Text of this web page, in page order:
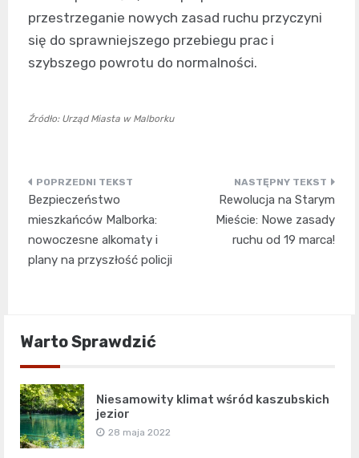
przestrzeganie nowych zasad ruchu przyczyni
się do sprawniejszego przebiegu prac i
szybszego powrotu do normalności.
Źródło: Urząd Miasta w Malborku
Nawigacja
wpisu
Bezpieczeństwo
mieszkańców Malborka:
nowoczesne alkomaty i
plany na przyszłość policji
Rewolucja na Starym
Mieście: Nowe zasady
ruchu od 19 marca!
Warto Sprawdzić
Niesamowity klimat wśród kaszubskich
jezior
28 maja 2022